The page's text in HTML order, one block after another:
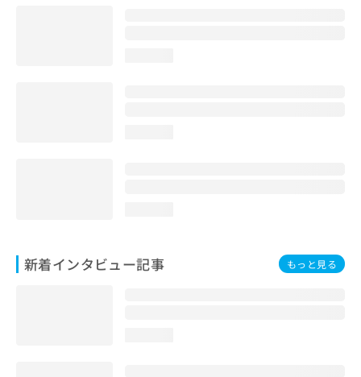
新着インタビュー記事 もっと見る